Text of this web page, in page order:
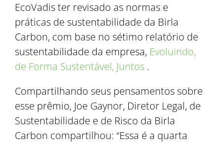
EcoVadis ter revisado as normas e
práticas de sustentabilidade da Birla
Carbon, com base no sétimo relatório de
sustentabilidade da empresa, Evoluindo,
de Forma Sustentável, Juntos .
Compartilhando seus pensamentos sobre
esse prêmio, Joe Gaynor, Diretor Legal, de
Sustentabilidade e de Risco da Birla
Carbon compartilhou: “Essa é a quarta